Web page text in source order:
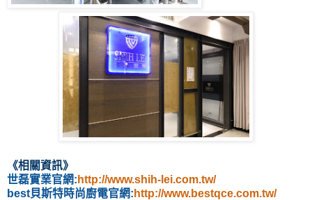
《相關資訊》
世磊實業官網: http://www.shih-lei.com.tw/
best貝斯特時尚廚電官網: http://www.bestqce.com.tw/